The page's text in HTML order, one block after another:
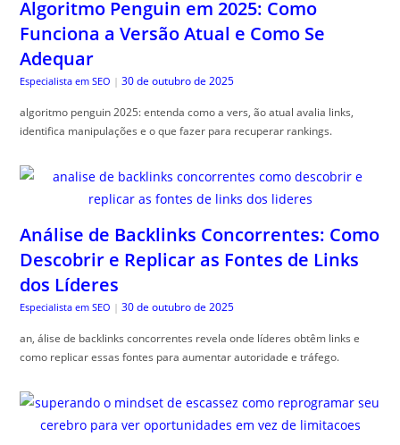
Algoritmo Penguin em 2025: Como
Funciona a Versão Atual e Como Se
Adequar
Especialista em SEO | 30 de outubro de 2025
algoritmo penguin 2025: entenda como a vers, ão atual avalia links,
identifica manipulações e o que fazer para recuperar rankings.
Análise de Backlinks Concorrentes: Como
Descobrir e Replicar as Fontes de Links
dos Líderes
Especialista em SEO | 30 de outubro de 2025
an, álise de backlinks concorrentes revela onde líderes obtêm links e
como replicar essas fontes para aumentar autoridade e tráfego.